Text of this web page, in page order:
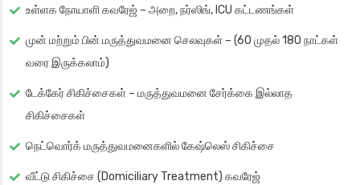
உள்ளக நோயாளி கவரேஜ் – அறை, நர்ஸிங், ICU கட்டணங்கள்
முன் மற்றும் பின் மருத்துவமனை செலவுகள் – (60 முதல் 180 நாட்கள்
வரை இருக்கலாம்)
டேக்கேர் சிகிச்சைகள் – மருத்துவமனை சேர்க்கை இல்லாத
சிகிச்சைகள்
நெட்வொர்க் மருத்துவமனைகளில் கேஷ்லெஸ் சிகிச்சை
வீட்டு சிகிச்சை (Domiciliary Treatment) கவரேஜ்